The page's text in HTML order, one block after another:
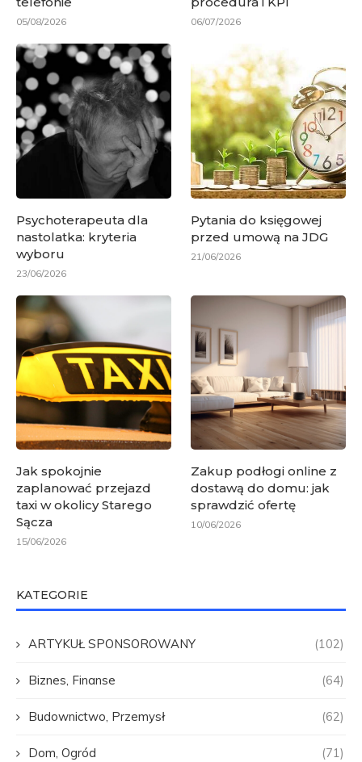
05/08/2026 06/07/2026
Psychoterapeuta dla
nastolatka: kryteria
wyboru
23/06/2026
Pytania do księgowej
przed umową na JDG
21/06/2026
Jak spokojnie
zaplanować przejazd
taxi w okolicy Starego
Sącza
15/06/2026
Zakup podłogi online z
dostawą do domu: jak
sprawdzić ofertę
10/06/2026
KATEGORIE
ARTYKUŁ SPONSOROWANY (102)
Biznes, Finanse (64)
Budownictwo, Przemysł (62)
Dom, Ogród (71)